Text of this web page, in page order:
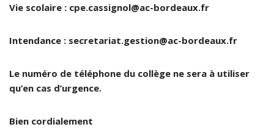
Vie scolaire : cpe.cassignol@ac-bordeaux.fr
Intendance : secretariat.gestion@ac-bordeaux.fr
Le numéro de téléphone du collège ne sera à utiliser
qu’en cas d’urgence.
Bien cordialement